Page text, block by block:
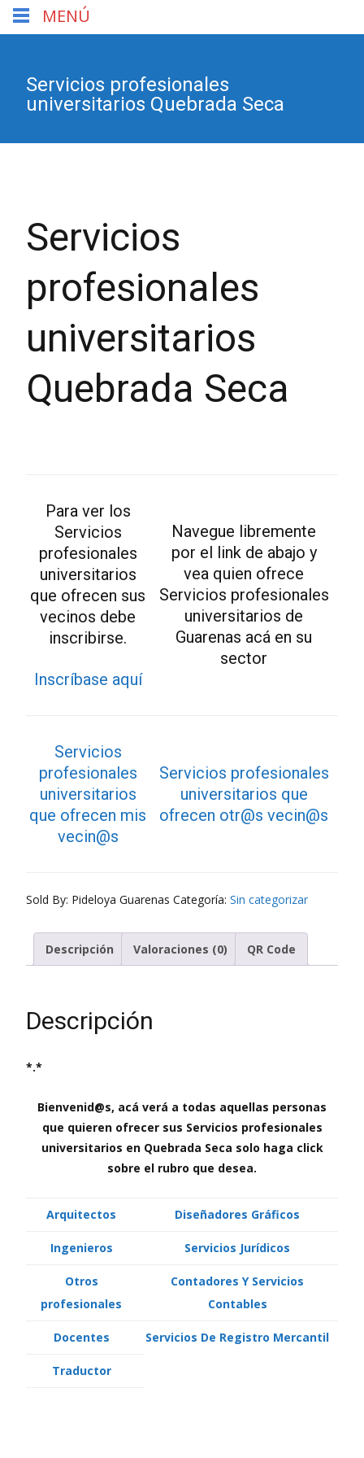
Servicios profesionales
universitarios Quebrada Seca
Servicios
profesionales
universitarios
Quebrada Seca
Para ver los
Servicios
profesionales
universitarios
que ofrecen sus
vecinos debe
inscribirse.
Inscríbase aquí
Navegue libremente
por el link de abajo y
vea quien ofrece
Servicios profesionales
universitarios de
Guarenas acá en su
sector
Servicios
profesionales
universitarios
que ofrecen mis
vecin@s
Servicios profesionales
universitarios que
ofrecen otr@s vecin@s
Sold By: Pideloya Guarenas Categoría: Sin categorizar
Descripción Valoraciones (0) QR Code
Descripción
*.*
Bienvenid@s, acá verá a todas aquellas personas
que quieren ofrecer sus Servicios profesionales
universitarios en Quebrada Seca solo haga click
sobre el rubro que desea.
Arquitectos Diseñadores Gráficos
Ingenieros Servicios Jurídicos
Otros
profesionales
Contadores Y Servicios
Contables
Docentes Servicios De Registro Mercantil
Traductor
MENÚ